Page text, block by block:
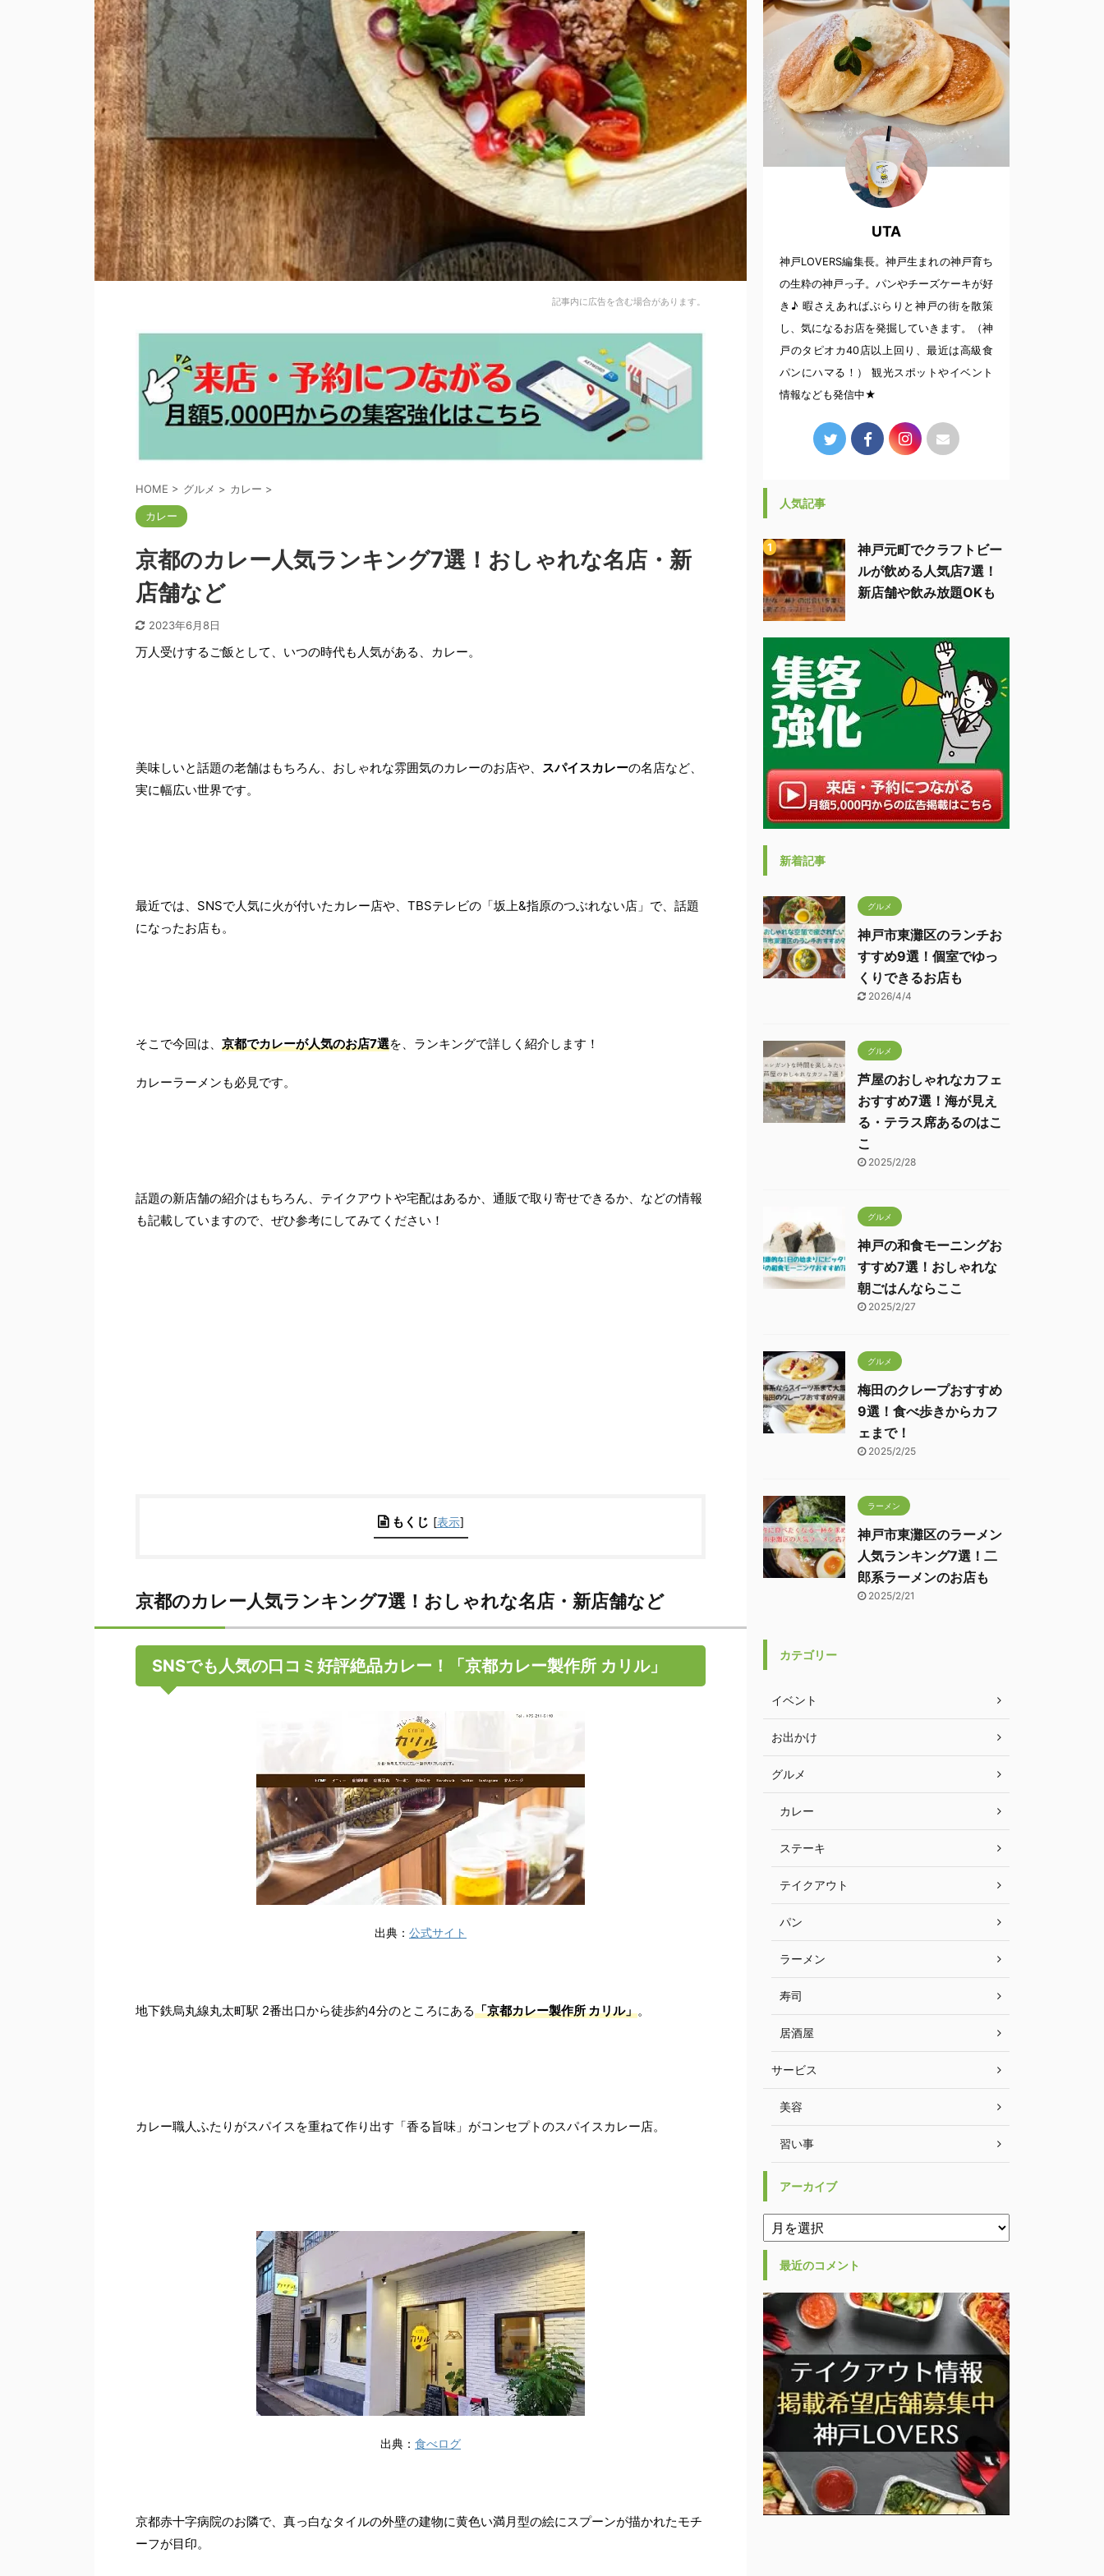
記事内に広告を含む場合があります。
HOME > グルメ > カレー >
カレー
京都のカレー人気ランキング7選！おしゃれな名店・新
店舗など
2023年6月8日
万人受けするご飯として、いつの時代も人気がある、カレー。
美味しいと話題の老舗はもちろん、おしゃれな雰囲気のカレーのお店や、 スパイスカレーの名店など、
実に幅広い世界です。
最近では、SNSで人気に火が付いたカレー店や、TBSテレビの「坂上&指原のつぶれない店」で、話題
になったお店も。
そこで今回は、 京都でカレーが人気のお店7選を、ランキングで詳しく紹介します！
カレーラーメンも必見です。
話題の新店舗の紹介はもちろん、テイクアウトや宅配はあるか、通販で取り寄せできるか、などの情報
も記載していますので、ぜひ参考にしてみてください！
もくじ [表示]
京都のカレー人気ランキング7選！おしゃれな名店・新店舗など
SNSでも人気の口コミ好評絶品カレー！「京都カレー製作所 カリル」
出典： 公式サイト
地下鉄烏丸線丸太町駅 2番出口から徒歩約4分のところにある「京都カレー製作所 カリル」。
カレー職人ふたりがスパイスを重ねて作り出す「香る旨味」がコンセプトのスパイスカレー店。
出典： 食べログ
京都赤十字病院のお隣で、真っ白なタイルの外壁の建物に黄色い満月型の絵にスプーンが描かれたモチ
ーフが目印。
UTA
神戸LOVERS編集長。神戸生まれの神戸育ち
の生粋の神戸っ子。パンやチーズケーキが好
き♪ 暇さえあればぶらりと神戸の街を散策
し、気になるお店を発掘していきます。（神
戸のタピオカ40店以上回り、最近は高級食
パンにハマる！） 観光スポットやイベント
情報なども発信中★
人気記事
神戸元町でクラフトビー
ルが飲める人気店7選！
新店舗や飲み放題OKも
新着記事
グルメ
神戸市東灘区のランチお
すすめ9選！個室でゆっ
くりできるお店も
2026/4/4
グルメ
芦屋のおしゃれなカフェ
おすすめ7選！海が見え
る・テラス席あるのはこ
こ
2025/2/28
グルメ
神戸の和食モーニングお
すすめ7選！おしゃれな
朝ごはんならここ
2025/2/27
グルメ
梅田のクレープおすすめ
9選！食べ歩きからカフ
ェまで！
2025/2/25
ラーメン
神戸市東灘区のラーメン
人気ランキング7選！二
郎系ラーメンのお店も
2025/2/21
カテゴリー
イベント
お出かけ
グルメ
カレー
ステーキ
テイクアウト
パン
ラーメン
寿司
居酒屋
サービス
美容
習い事
アーカイブ
最近のコメント